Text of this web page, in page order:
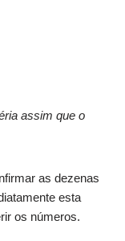
assim que o
as dezenas
esta
os números.